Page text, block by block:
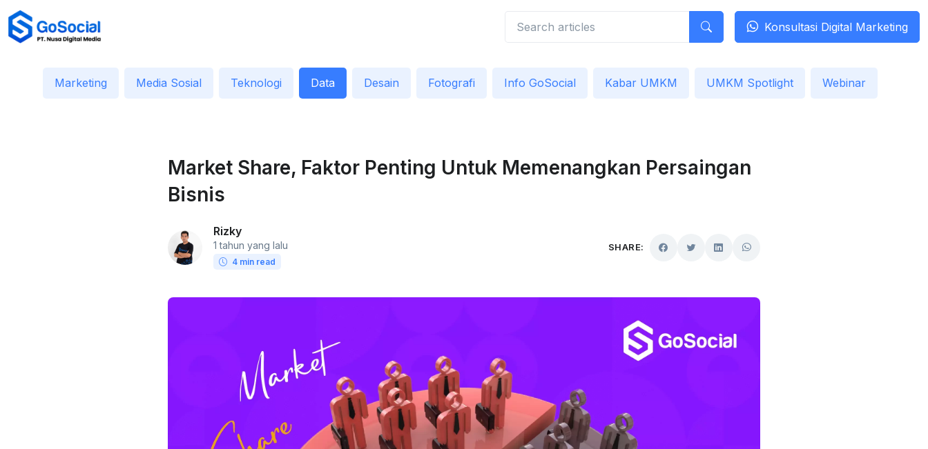
Konsultasi Digital Marketing
Marketing Media Sosial Teknologi Data Desain Fotografi Info GoSocial Kabar UMKM UMKM Spotlight Webinar
Market Share, Faktor Penting Untuk Memenangkan Persaingan
Bisnis
Rizky
1 tahun yang lalu
4 min read
SHARE: